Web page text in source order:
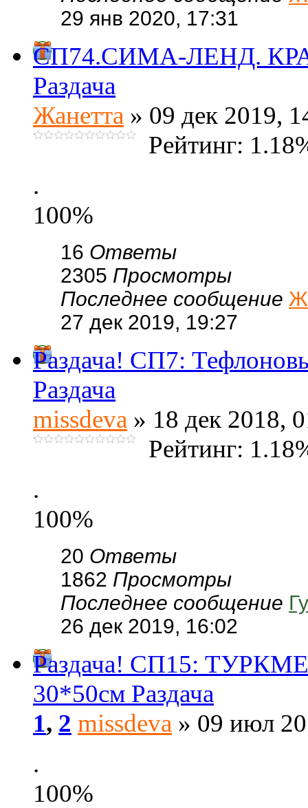
29 янв 2020, 17:31
СП74.СИМА-ЛЕНД.
Раздача
Жанетта » 09 дек 2019,
Рейтинг:
.
100%
16 Ответы
2305 Просмотры
Последнее сообщение
27 дек 2019, 19:27
Раздача! СП7:
Раздача
missdeva » 18 дек 2018,
Рейтинг:
.
100%
20 Ответы
1862 Просмотры
Последнее сообщение
26 дек 2019, 16:02
Раздача! СП15:
30*50см Раздача
1, 2 missdeva » 09 июл
.
100%